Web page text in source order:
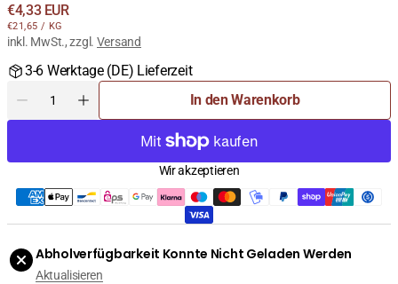
Regulärer
Preis
€4,33 EUR
STÜCKPREIS
€21,65 / PRO
KG
inkl. MwSt., zzgl. Versand
3-6 Werktage (DE) Lieferzeit
Menge
für
Mam
Ca
Sac
Minh
Ha,
Menge
für
Mam
Sac
Minh
Ha,
In den Warenkorb
Wir akzeptieren
Abholverfügbarkeit Konnte Nicht Geladen Werden
Aktualisieren